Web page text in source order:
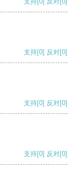
支持[0] 反对[0]
支持[0] 反对[0]
支持[0] 反对[0]